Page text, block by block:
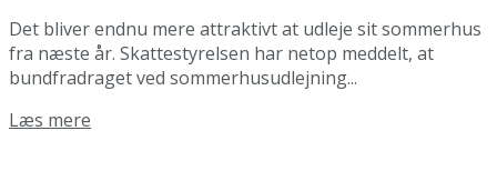
Det bliver endnu mere attraktivt at udleje sit sommerhus
fra næste år. Skattestyrelsen har netop meddelt, at
bundfradraget ved sommerhusudlejning...
Læs mere